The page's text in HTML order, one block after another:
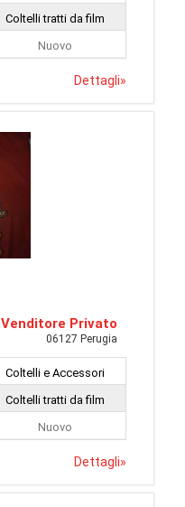
Coltelli tratti da film
Nuovo
Dettagli»
Venditore Privato
06127 Perugia
Coltelli e Accessori
Coltelli tratti da film
Nuovo
Dettagli»